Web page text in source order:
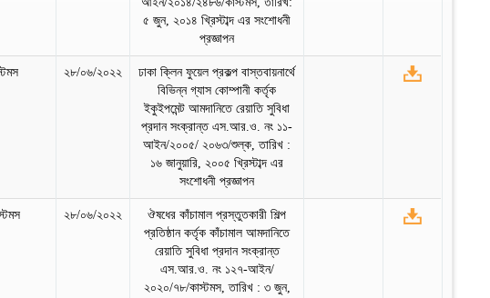
৫ জুন, ২০১৪ খ্রিস্টাব্দ এর সংশোধনী
প্রজ্ঞাপন
২৮/০৬/২০২২
ঢাকা ক্লিন ফুয়েল প্রকল্প বাস্তবায়নার্থে
বিভিন্ন গ্যাস কোম্পানী কর্তৃক
ইকুইপমেন্ট আমদানিতে রেয়াতি সুবিধা
প্রদান সংক্রান্ত এস.আর.ও. নং ১১-
আইন/২০০৫/ ২০৬৩/শুল্ক, তারিখ :
১৬ জানুয়ারি, ২০০৫ খ্রিস্টাব্দ এর
সংশোধনী প্রজ্ঞাপন
২৮/০৬/২০২২
ঔষধের কাঁচামাল প্রস্তুতকারী শিল্প
প্রতিষ্ঠান কর্তৃক কাঁচামাল আমদানিতে
রেয়াতি সুবিধা প্রদান সংক্রান্ত
এস.আর.ও. নং ১২৭-আইন/
২০২০/৭৮/কাস্টমস, তারিখ : ৩ জুন,